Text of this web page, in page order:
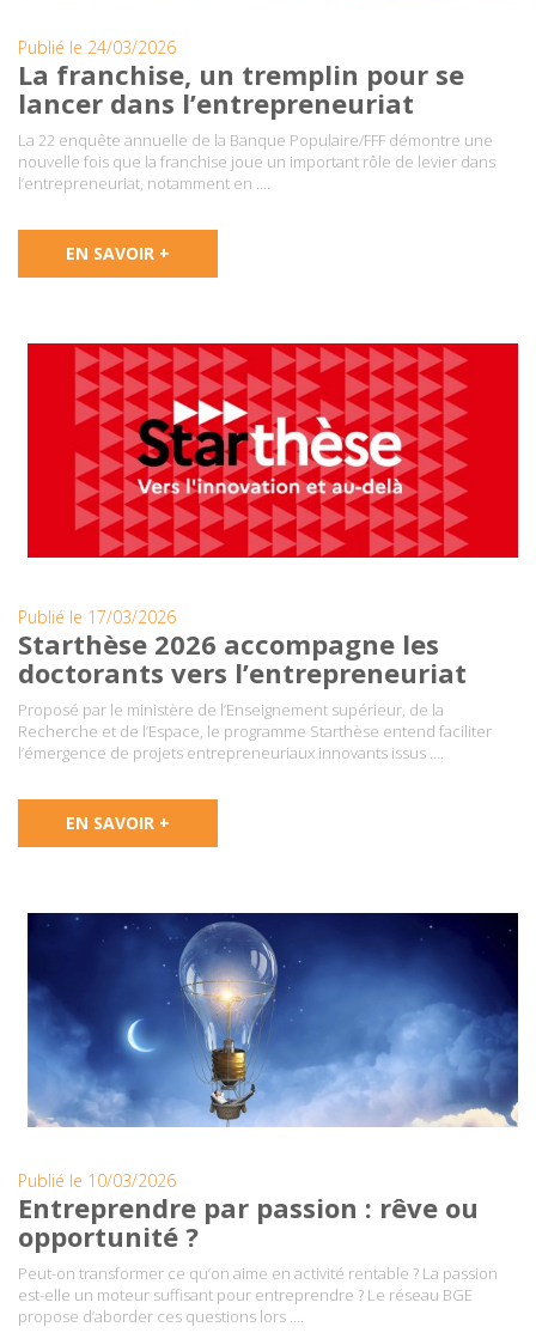
Publié le 24/03/2026
La franchise, un tremplin pour se
lancer dans l’entrepreneuriat
La 22 enquête annuelle de la Banque Populaire/FFF démontre une
nouvelle fois que la franchise joue un important rôle de levier dans
l’entrepreneuriat, notamment en ….
EN SAVOIR +
Publié le 17/03/2026
Starthèse 2026 accompagne les
doctorants vers l’entrepreneuriat
Proposé par le ministère de l’Enseignement supérieur, de la
Recherche et de l’Espace, le programme Starthèse entend faciliter
l’émergence de projets entrepreneuriaux innovants issus ….
EN SAVOIR +
Publié le 10/03/2026
Entreprendre par passion : rêve ou
opportunité ?
Peut-on transformer ce qu’on aime en activité rentable ? La passion
est-elle un moteur suffisant pour entreprendre ? Le réseau BGE
propose d’aborder ces questions lors ….